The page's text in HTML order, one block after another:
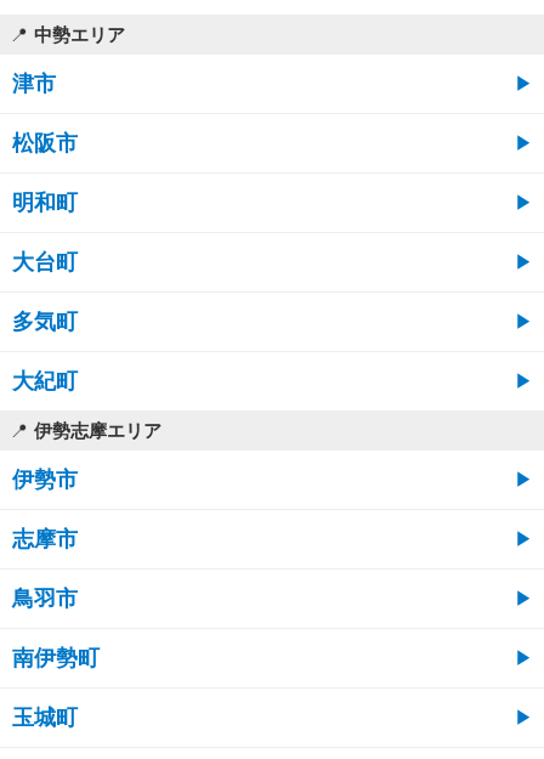
中勢エリア
津市
松阪市
明和町
大台町
多気町
大紀町
伊勢志摩エリア
伊勢市
志摩市
鳥羽市
南伊勢町
玉城町